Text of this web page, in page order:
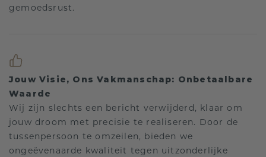
gemoedsrust.
Jouw Visie, Ons Vakmanschap: Onbetaalbare
Waarde
Wij zijn slechts een bericht verwijderd, klaar om
jouw droom met precisie te realiseren. Door de
tussenpersoon te omzeilen, bieden we
ongeëvenaarde kwaliteit tegen uitzonderlijke